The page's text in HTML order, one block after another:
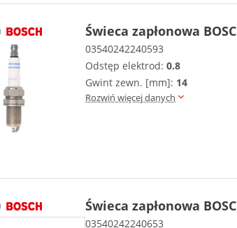
Świeca zapłonowa
03540242240593
Odstęp elektrod: 0.8
Gwint zewn. [mm]: 14
Rozwiń więcej danych
Świeca zapłonowa
03540242240653